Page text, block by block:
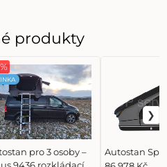
produkty
pro 3 osoby –
Autostan